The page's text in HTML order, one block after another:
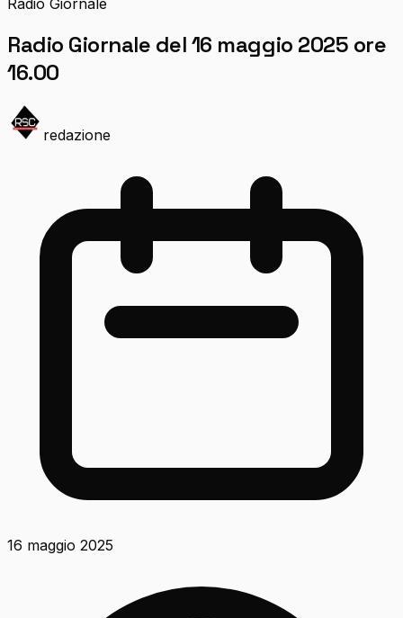
Radio Giornale
Radio Giornale del 16 maggio 2025 ore
16.00
redazione
16 maggio 2025